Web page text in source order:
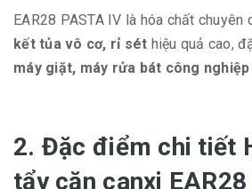
EAR28 PASTA IV là hóa chất chuyên
kết tủa vô cơ, rỉ sét hiệu quả cao,
máy giặt, máy rửa bát công
2. Đặc điểm chi tiết
tẩy cặn canxi